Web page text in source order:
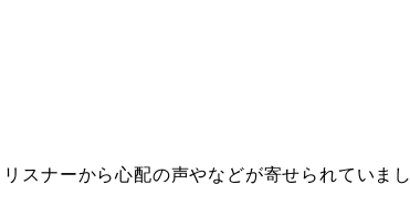
スナーから心配の声やなどが寄せられていまし